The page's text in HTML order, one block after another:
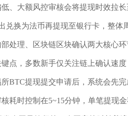
、大额风控审核会将提现时效拉
兑换为法币再提现至银行卡，整
处理、区块链区块确认两大核心
点，多数新手仅关注链上确认速
BTC提现提交申请后，系统会先
耗时控制在5~15分钟，单笔提现